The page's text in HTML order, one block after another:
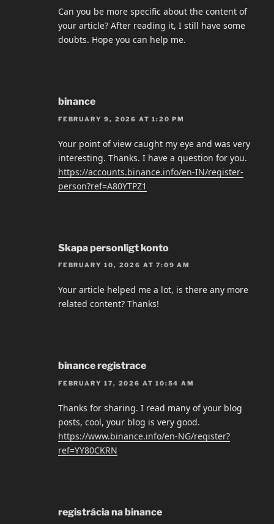
Can you be more specific about the content of
your article? After reading it, I still have some
doubts. Hope you can help me.
binance
FEBRUARY 9, 2026 AT 1:20 PM
Your point of view caught my eye and was very
interesting. Thanks. I have a question for you.
https://accounts.binance.info/en-IN/register-
person?ref=A80YTPZ1
Skapa personligt konto
FEBRUARY 10, 2026 AT 7:09 AM
Your article helped me a lot, is there any more
related content? Thanks!
binance registrace
FEBRUARY 17, 2026 AT 10:54 AM
Thanks for sharing. I read many of your blog
posts, cool, your blog is very good.
https://www.binance.info/en-NG/register?
ref=YY80CKRN
registrácia na binance